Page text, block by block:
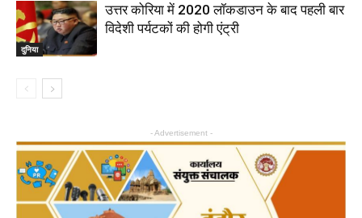
दुनिया
उत्तर कोरिया में 2020 लॉकडाउन के बाद पहली बार
विदेशी पर्यटकों की होगी एंट्री
- Advertisement -